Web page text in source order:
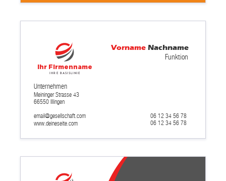
www.deineseite.com
06 12 34 56 78
06 12 34 56 78
email@gesellschaft.com
Meininger Strasse 43
66550 Illingen
Unternehmen
Funktion
VornameNachname
Ihr Firmenname
Ihre Basislinie